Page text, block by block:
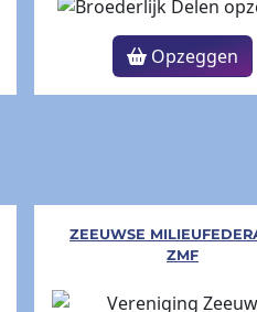
Opzeggen
ZEEUWSE
ZMF